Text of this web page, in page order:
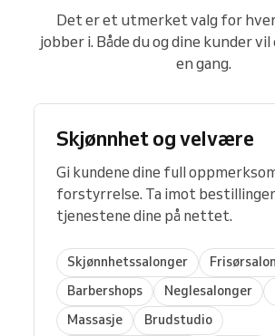
Det er et utmerket valg for
jobber i. Både du og dine kunder
en gang.
Skjønnhet og velvære
Gi kundene dine full
forstyrrelse. Ta imot
tjenestene dine på nettet.
Skjønnhetssalonger
Barbershops
Neglesalonger
Massasje
Brudstudio